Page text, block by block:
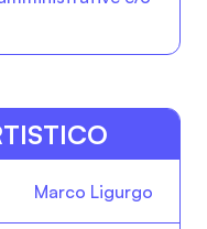
Estremi dell'atto di
Marco Ligurgo